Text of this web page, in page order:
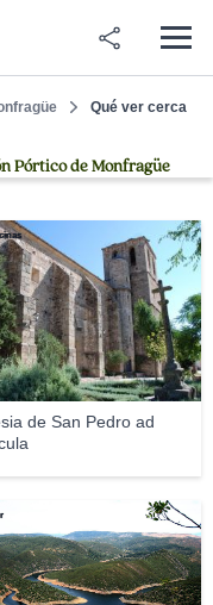
Qué ver cerca
Pórtico de Monfragüe
de San Pedro ad